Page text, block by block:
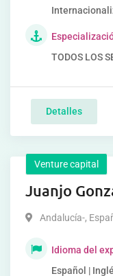
TODOS LOS
Detalles
Venture capital
Juanjo
Andalucía-,
Idioma del
Español |